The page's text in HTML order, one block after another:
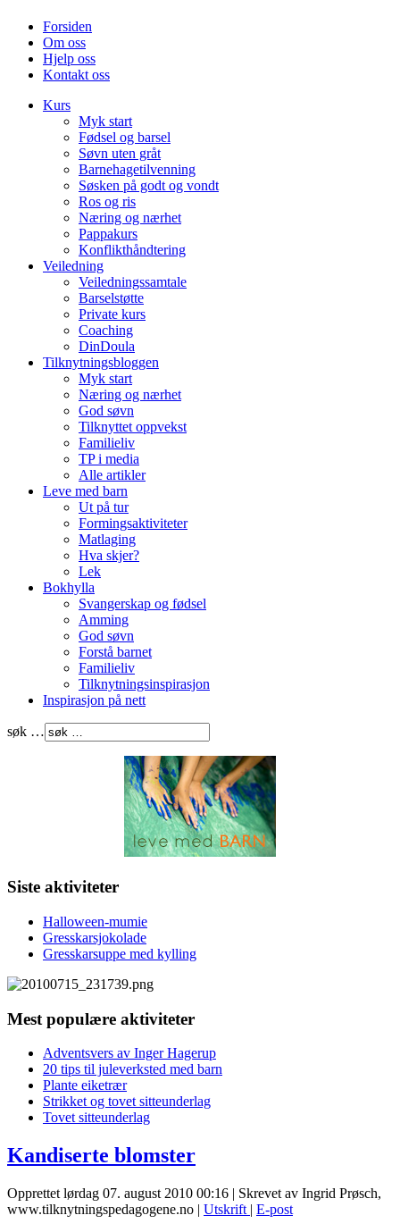
Forsiden
Om oss
Hjelp oss
Kontakt oss
Kurs
Myk start
Fødsel og barsel
Søvn uten gråt
Barnehagetilvenning
Søsken på godt og vondt
Ros og ris
Næring og nærhet
Pappakurs
Konflikthåndtering
Veiledning
Veiledningssamtale
Barselstøtte
Private kurs
Coaching
DinDoula
Tilknytningsbloggen
Myk start
Næring og nærhet
God søvn
Tilknyttet oppvekst
Familieliv
TP i media
Alle artikler
Leve med barn
Ut på tur
Formingsaktiviteter
Matlaging
Hva skjer?
Lek
Bokhylla
Svangerskap og fødsel
Amming
God søvn
Forstå barnet
Familieliv
Tilknytningsinspirasjon
Inspirasjon på nett
søk …
Siste aktiviteter
Halloween-mumie
Gresskarsjokolade
Gresskarsuppe med kylling
Mest populære aktiviteter
Adventsvers av Inger Hagerup
20 tips til juleverksted med barn
Plante eiketrær
Strikket og tovet sitteunderlag
Tovet sitteunderlag
Kandiserte blomster
Opprettet lørdag 07. august 2010 00:16 | Skrevet av Ingrid Prøsch,
www.tilknytningspedagogene.no | Utskrift | E-post